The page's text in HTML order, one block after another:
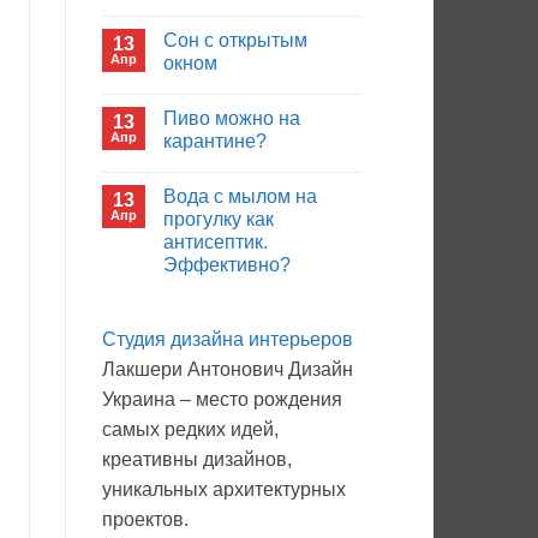
записи
Кто
будет
больнице?
13
Апр
Сон с открытым
окном
записи
Сон
с
13
Апр
Пиво можно на
карантине?
записи
Пиво
можно
на
карантине?
13
Апр
Вода с мылом на
прогулку как
антисептик.
Эффективно?
Вода
мылом
на
прогулку
антисептик.
Студия дизайна интерьеров
Лакшери Антонович Дизайн
Украина – место рождения
самых редких идей,
креативны дизайнов,
уникальных архитектурных
проектов.